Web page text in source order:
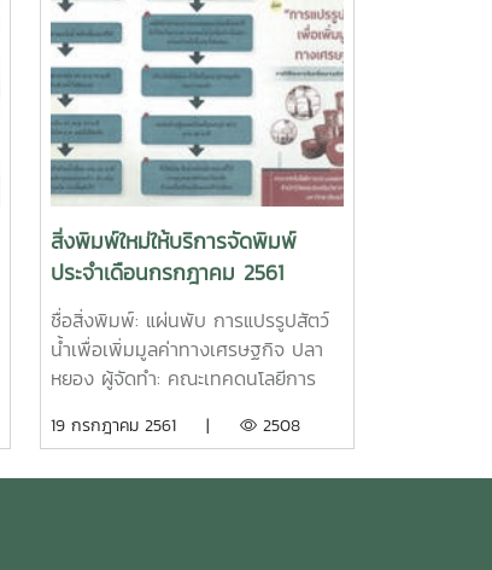
สิ่งพิมพ์ใหม่ให้บริการจัดพิมพ์
ประจำเดือนกรกฎาคม 2561
ชื่อสิ่งพิมพ์: แผ่นพับ การแปรรูปสัตว์
น้ำเพื่อเพิ่มมูลค่าทางเศรษฐกิจ ปลา
หยอง ผู้จัดทำ: คณะเทคดนโลยีการ
มหาวิทยาลัยแม่โจ้ ตัวแผ่นพับ: ขนาด
19 กรกฎาคม 2561 | 2508